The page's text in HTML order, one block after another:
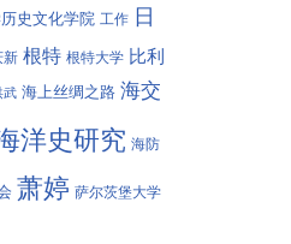
史文化学院 工作 日
新 根特 根特大学 比利
武 海上丝绸之路 海交
洋史研究 海防
萧婷 萨尔茨堡大学